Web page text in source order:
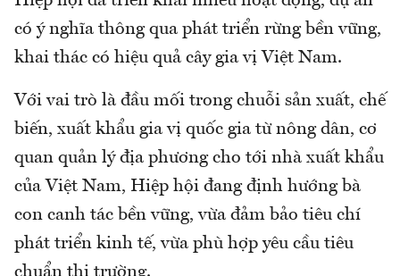
có ý nghĩa thông qua phát triển rừng bền vững,
khai thác có hiệu quả cây gia vị Việt Nam.
Với vai trò là đầu mối trong chuỗi sản xuất, chế
biến, xuất khẩu gia vị quốc gia từ nông dân, cơ
quan quản lý địa phương cho tới nhà xuất khẩu
của Việt Nam, Hiệp hội đang định hướng bà
con canh tác bền vững, vừa đảm bảo tiêu chí
phát triển kinh tế, vừa phù hợp yêu cầu tiêu
chuẩn thị trường.